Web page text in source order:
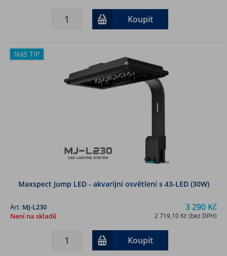
Koupit
Náš TIP
Maxspect Jump LED - akvarijní osvětlení s 43-LED (30W)
3 290 Kč
2 719,10 Kč (bez DPH)
Art: MJ-L230
Není na skladě
Koupit